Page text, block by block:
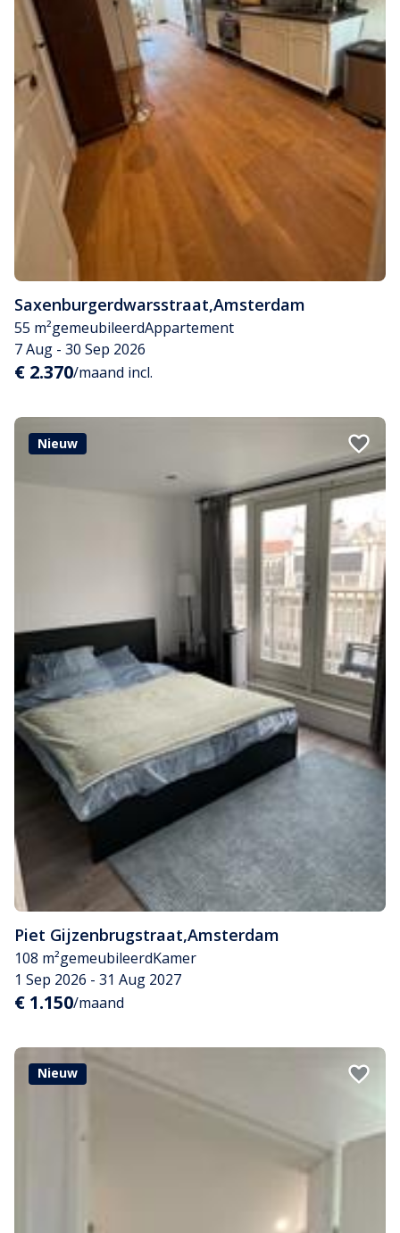
Saxenburgerdwarsstraat,Amsterdam
55 m²gemeubileerdAppartement
7 Aug - 30 Sep 2026
€ 2.370/maand incl.
Nieuw
Piet Gijzenbrugstraat,Amsterdam
108 m²gemeubileerdKamer
1 Sep 2026 - 31 Aug 2027
€ 1.150/maand
Nieuw